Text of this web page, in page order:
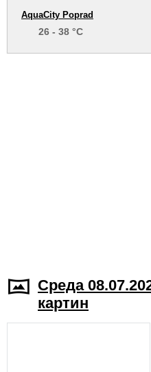
AquaCity Poprad
26 - 38 °C
Среда
картин